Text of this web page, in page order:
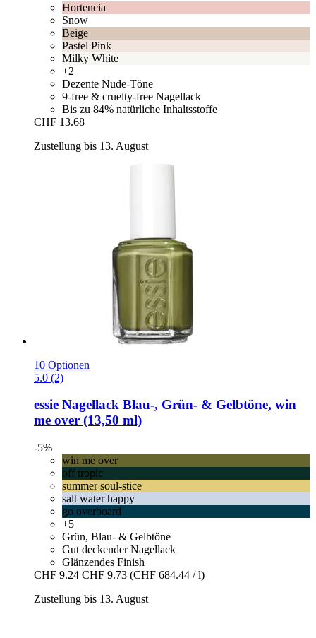
Hortencia
Snow
Beige
Pastel Pink
Milky White
+2
Dezente Nude-Töne
9-free & cruelty-free Nagellack
Bis zu 84% natürliche Inhaltsstoffe
CHF 13.68
Zustellung bis 13. August
10 Optionen
5.0 (2)
essie Nagellack Blau-​, Grün-​ & Gelbtöne, win
me over (13,50 ml)
-5%
win me over
off tropic
summer soul-stice
salt water happy
go overboard
+5
Grün, Blau- & Gelbtöne
Gut deckender Nagellack
Glänzendes Finish
CHF 9.24 CHF 9.73 (CHF 684.44 / l)
Zustellung bis 13. August